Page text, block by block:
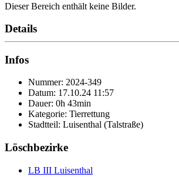
Dieser Bereich enthält keine Bilder.
Details
Infos
Nummer: 2024-349
Datum: 17.10.24 11:57
Dauer: 0h 43min
Kategorie: Tierrettung
Stadtteil: Luisenthal (Talstraße)
Löschbezirke
LB III Luisenthal